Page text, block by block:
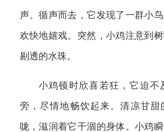
声。循声而去，它发现了一群小
欢快地嬉戏。突然，小鸡注意到
剔透的水珠。
小鸡顿时欣喜若狂，它迫不
旁，尽情地畅饮起来。清凉甘甜
咙，滋润着它干涸的身体。小鸡